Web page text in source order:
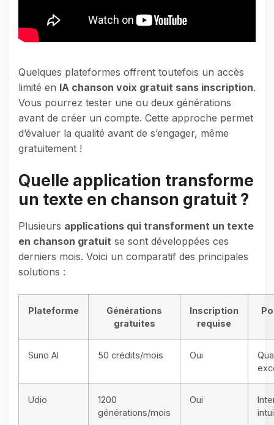
Quelques plateformes offrent toutefois un accès
limité en IA chanson voix gratuit sans inscription.
Vous pourrez tester une ou deux générations
avant de créer un compte. Cette approche permet
d’évaluer la qualité avant de s’engager, même
gratuitement !
Quelle application transforme
un texte en chanson gratuit ?
Plusieurs applications qui transforment un texte
en chanson gratuit se sont développées ces
derniers mois. Voici un comparatif des principales
solutions :
Plateforme
Générations
gratuites
Inscription
requise
Suno AI 50 crédits/mois Oui
Udio
1200
générations/mois
Oui